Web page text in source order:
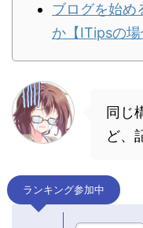
ブログを始め
か【ITipsの場
同じ
ど、
ランキング参加中